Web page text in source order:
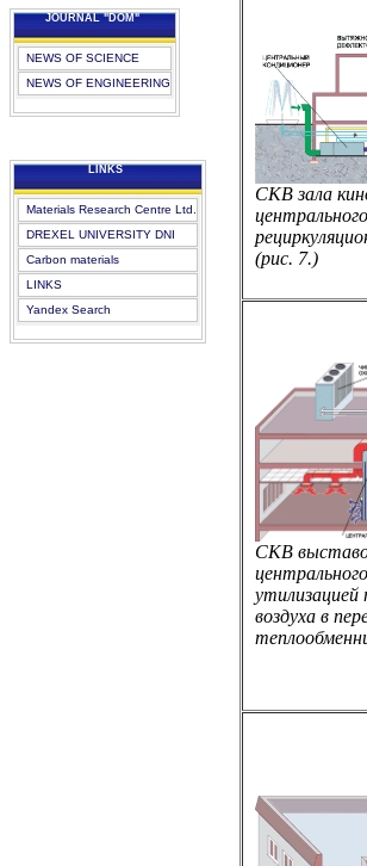
JOURNAL "DOM"
NEWS OF SCIENCE
NEWS OF ENGINEERING
LINKS
Materials Research Centre Ltd.
DREXEL UNIVERSITY DNI
Carbon materials
LINKS
Yandex Search
СКВ зала
(рис. 7.)
СКВ
воздуха в